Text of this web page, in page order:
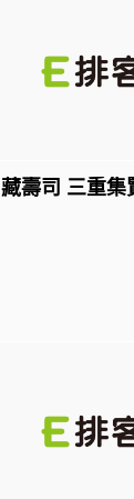
藏壽司 三重集